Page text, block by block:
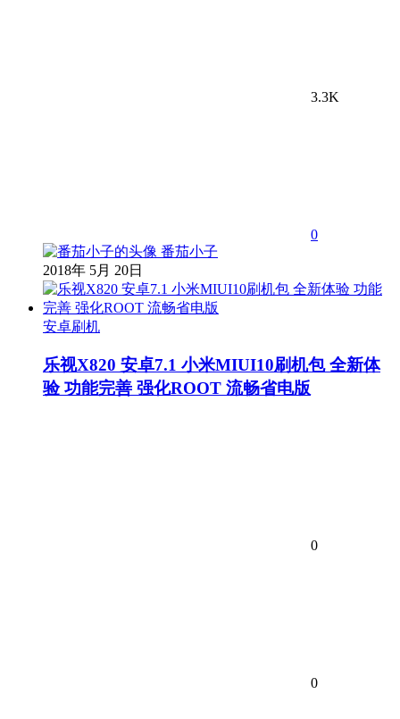
3.3K
0
番茄小子
2018年 5月 20日
安卓刷机
乐视X820 安卓7.1 小米MIUI10刷机包 全新体
验 功能完善 强化ROOT 流畅省电版
0
0